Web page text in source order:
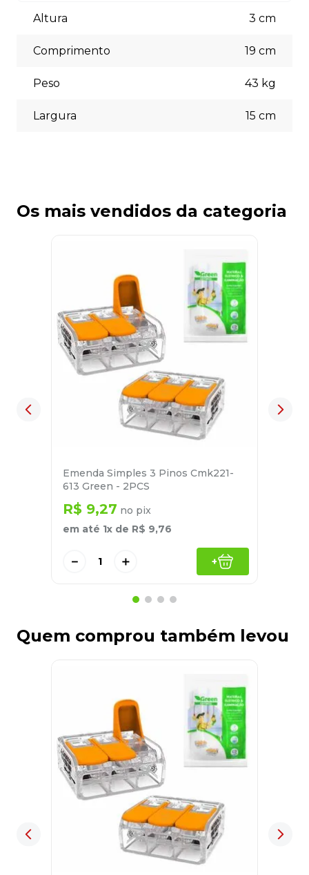
(5% off) cartões de crédito, boleto bancário. Você pode
escolher a opção que melhor se adapte às suas
Altura 3 cm
Comprimento 19 cm
Peso 43 kg
Largura 15 cm
Os mais vendidos da categoria
Emenda Simples 3 Pinos Cmk221-
613 Green - 2PCS
R$ 9,27 no pix
em até 1x de R$ 9,76
＋
－ +
Quem comprou também levou